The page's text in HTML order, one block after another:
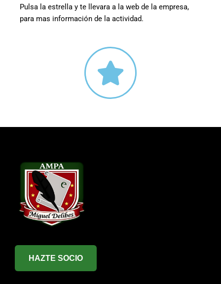
Pulsa la estrella y te llevara a la web de la empresa,
para mas información de la actividad.
HAZTE SOCIO